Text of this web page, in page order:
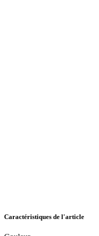
Caractéristiques de l'article